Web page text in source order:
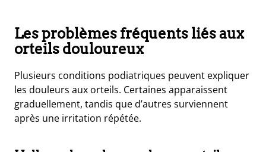
Les problèmes fréquents liés aux
orteils douloureux
Plusieurs conditions podiatriques peuvent expliquer
les douleurs aux orteils. Certaines apparaissent
graduellement, tandis que d’autres surviennent
après une irritation répétée.